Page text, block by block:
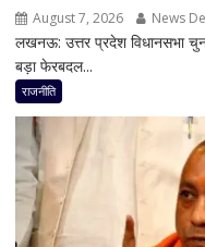
August 7, 2026 News
लखनऊ: उत्तर प्रदेश विधानसभा
बड़ा फेरबदल...
राजनीति